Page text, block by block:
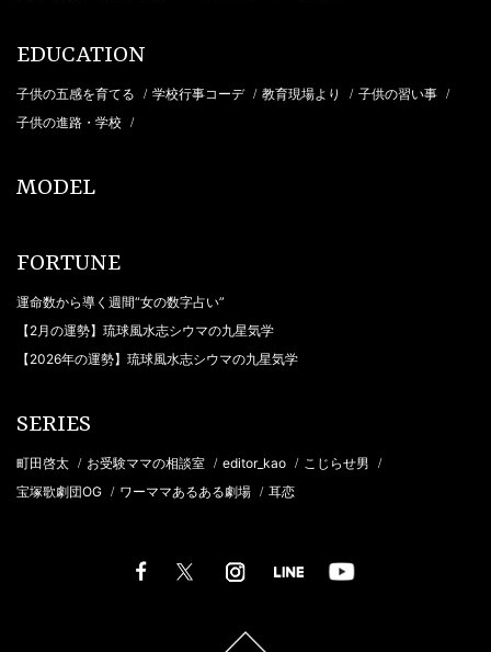
EDUCATION
子供の五感を育てる / 学校行事コーデ / 教育現場より / 子供の習い事 /
子供の進路・学校 /
MODEL
FORTUNE
運命数から導く週間“女の数字占い”
【2月の運勢】琉球風水志シウマの九星気学
【2026年の運勢】琉球風水志シウマの九星気学
SERIES
町田啓太 / お受験ママの相談室 / editor_kao / こじらせ男 /
宝塚歌劇団OG / ワーママあるある劇場 / 耳恋